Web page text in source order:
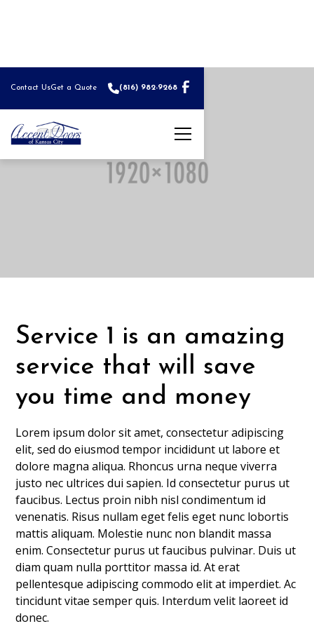
Contact UsGet a Quote (816) 982-9268
Service 1 is an amazing
service that will save
you time and money
Lorem ipsum dolor sit amet, consectetur adipiscing
elit, sed do eiusmod tempor incididunt ut labore et
dolore magna aliqua. Rhoncus urna neque viverra
justo nec ultrices dui sapien. Id consectetur purus ut
faucibus. Lectus proin nibh nisl condimentum id
venenatis. Risus nullam eget felis eget nunc lobortis
mattis aliquam. Molestie nunc non blandit massa
enim. Consectetur purus ut faucibus pulvinar. Duis ut
diam quam nulla porttitor massa id. At erat
pellentesque adipiscing commodo elit at imperdiet. Ac
tincidunt vitae semper quis. Interdum velit laoreet id
donec.